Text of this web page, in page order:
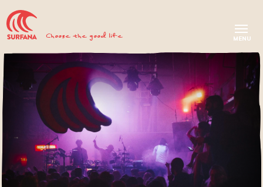
Choose the good life